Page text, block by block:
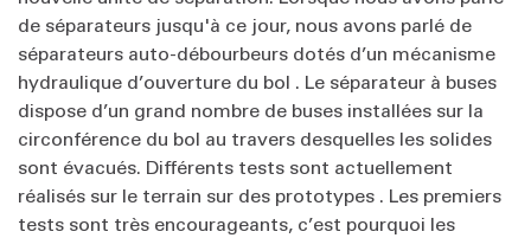
de séparateurs jusqu'à ce jour, nous avons parlé de
séparateurs auto-débourbeurs dotés d’un mécanisme
hydraulique d’ouverture du bol . Le séparateur à buses
dispose d’un grand nombre de buses installées sur la
circonférence du bol au travers desquelles les solides
sont évacués. Différents tests sont actuellement
réalisés sur le terrain sur des prototypes . Les premiers
tests sont très encourageants, c’est pourquoi les